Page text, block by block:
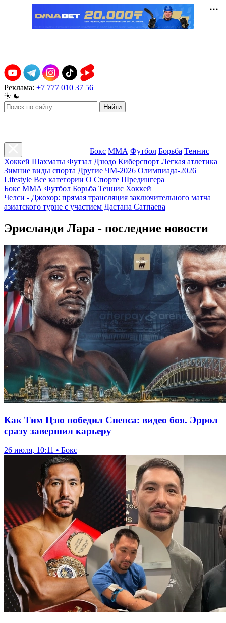
Реклама: +7 777 010 37 56
Найти
Бокс ММА Футбол Борьба Теннис
Хоккей Шахматы Футзал Дзюдо Киберспорт Легкая атлетика
Зимние виды спорта Другие ЧМ-2026 Олимпиада-2026
Lifestyle Все категории О Спорте Шредингера
Бокс ММА Футбол Борьба Теннис Хоккей
Челси - Джохор: прямая трансляция заключительного матча
азиатского турне с участием Дастана Сатпаева
Эрисланди Лара - последние новости
Как Тим Цзю победил Спенса: видео боя. Эррол
сразу завершил карьеру
26 июля, 10:11 • Бокс